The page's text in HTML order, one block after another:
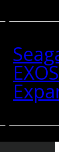
EXOS